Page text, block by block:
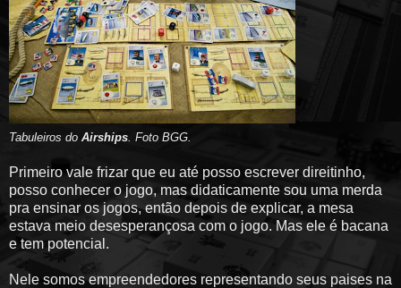
Tabuleiros do Airships . Foto BGG.
Primeiro vale frizar que eu até posso escrever direitinho,
posso conhecer o jogo, mas didaticamente sou uma merda
pra ensinar os jogos, então depois de explicar, a mesa
estava meio desesperançosa com o jogo. Mas ele é bacana
e tem potencial.
Nele somos empreendedores representando seus paises na